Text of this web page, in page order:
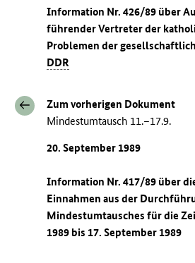
Information Nr. 426/89 über
führender Vertreter der
Problemen der
DDR
Zum vorherigen Dokument
Mindestumtausch 11.–17.9.
20. September 1989
Information Nr. 417/89 über
Einnahmen aus der
Mindestumtausches für die
1989 bis 17. September 1989